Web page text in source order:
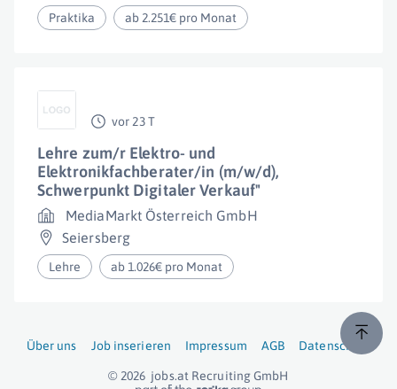
Praktika ab 2.251€ pro Monat
vor 23 T
Lehre zum/r Elektro- und
Elektronikfachberater/in (m/w/d),
Schwerpunkt Digitaler Verkauf"
MediaMarkt Österreich GmbH
Seiersberg
Lehre ab 1.026€ pro Monat
Über uns Job inserieren Impressum AGB Datenschutz
© 2026 jobs.at Recruiting GmbH